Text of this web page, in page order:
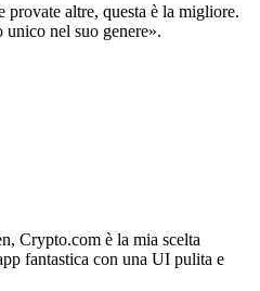
altre, questa è la migliore.
unico nel suo genere».
Crypto.com è la mia scelta
fantastica con una UI pulita e